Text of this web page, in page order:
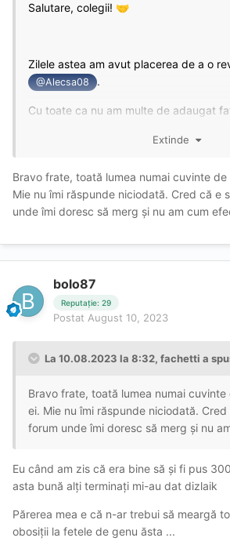
Salutare, colegii! 🤝
Zilele astea am avut placerea de a o
@Alecsa08 .
Cu toate ca nu am multe de adaugat
detalii pe care eu le consider definitorii
- Aspectul fizic:aici trebuie sa
i gasesti defecte, este o tipa inalta,
vedea-o pe podium la vreo prezentare
de baie…
).
-Atitudinea:
incarcat cu energie pozitiva, este o
empatica si dragalasa.👍
-
foarte bine la toate capitolele: NP se
mi le-a si indeplinit (iar in LOT este
ON – pasional, imi place cum ma
CIM a asteaptat sa termin tot, apoi s-a
- GFE:daaa, Alecsa e spontana si
sincronizat si la nivel de discutii (este
inteligenta).
Extinde
Bravo frate, toată lumea numai cuvinte de
Mie nu îmi răspunde niciodată. Cred că e
unde îmi doresc să merg și nu am cum
bolo87
Reputație: 29
Postat August 10, 2023
La 10.08.2023 la 8:32, fachetti a
Bravo frate, toată lumea numai cuvinte
ei. Mie nu îmi răspunde niciodată.
forum unde îmi doresc să merg și nu
Eu când am zis că era bine să și fi pus
asta bună alți terminați mi-au dat dizlaik
Părerea mea e că n-ar trebui să meargă
obosiții la fetele de genu ăsta ...